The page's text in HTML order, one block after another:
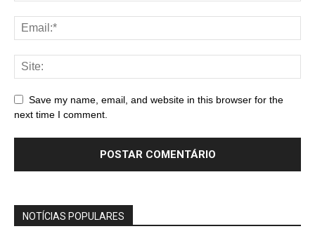
Save my name, email, and website in this browser for the
next time I comment.
NOTÍCIAS POPULARES